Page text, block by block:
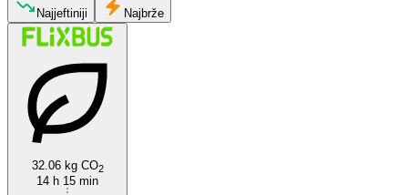
Leipzig
Najjeftiniji Najbrže
32.06 kg CO2
14 h 15 min